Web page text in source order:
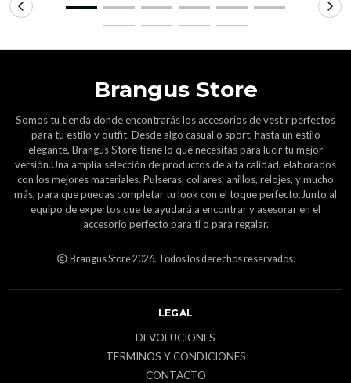
Brangus Store
Somos tu tienda donde encontrarás los accesorios de vestir perfectos
para tu estilo y outfit. Desde algo casual o sport, hasta un estilo
elegante, Brangus Store tiene lo que necesitas para lucir tu mejor
versión.Una amplia selección de productos de alta calidad, elaborados
con los mejores materiales. Pulseras, collares, anillos, relojes, y mucho
más, para que puedas completar tu look con el toque perfecto.Junto al
equipo de expertos que te ayudará a encontrar y asesorar en el
accesorio perfecto para ti o para regalar.
Brangus Store 2026. Todos los derechos reservados.
LEGAL
DEVOLUCIONES
TERMINOS Y CONDICIONES
CONTACTO